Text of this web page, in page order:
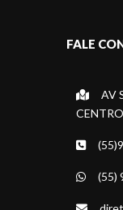
FALE
AV
(55)